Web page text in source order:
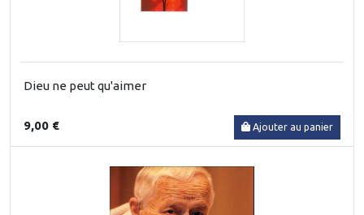
Dieu ne peut qu'aimer
9,00 € Ajouter au panier